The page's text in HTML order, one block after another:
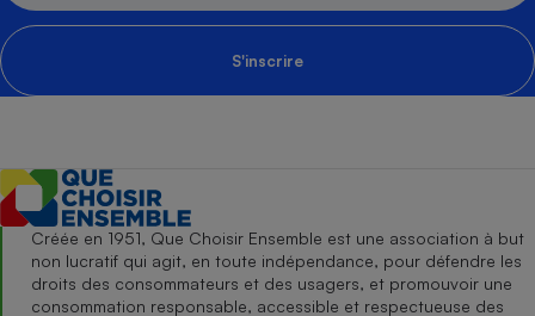
S'inscrire
Créée en 1951, Que Choisir Ensemble est une association à but
non lucratif qui agit, en toute indépendance, pour défendre les
droits des consommateurs et des usagers, et promouvoir une
consommation responsable, accessible et respectueuse des